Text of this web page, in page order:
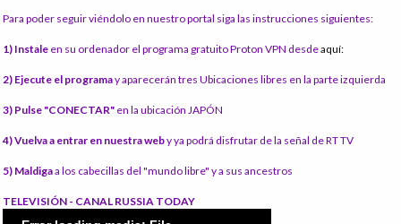
Para poder seguir viéndolo en nuestro portal siga las instrucciones siguientes:
1) Instale en su ordenador el programa gratuito Proton VPN desdeaquí:
2) Ejecute el programay aparecerán tres Ubicaciones libres en la parte izquierda
3) Pulse "CONECTAR" en la ubicación JAPÓN
4) Vuelva a entrar en nuestra weby ya podrá disfrutar de la señal de RT TV
5) Maldigaa los cabecillas del "mundo libre" y a sus ancestros
TELEVISIÓN - CANAL RUSSIA TODAY